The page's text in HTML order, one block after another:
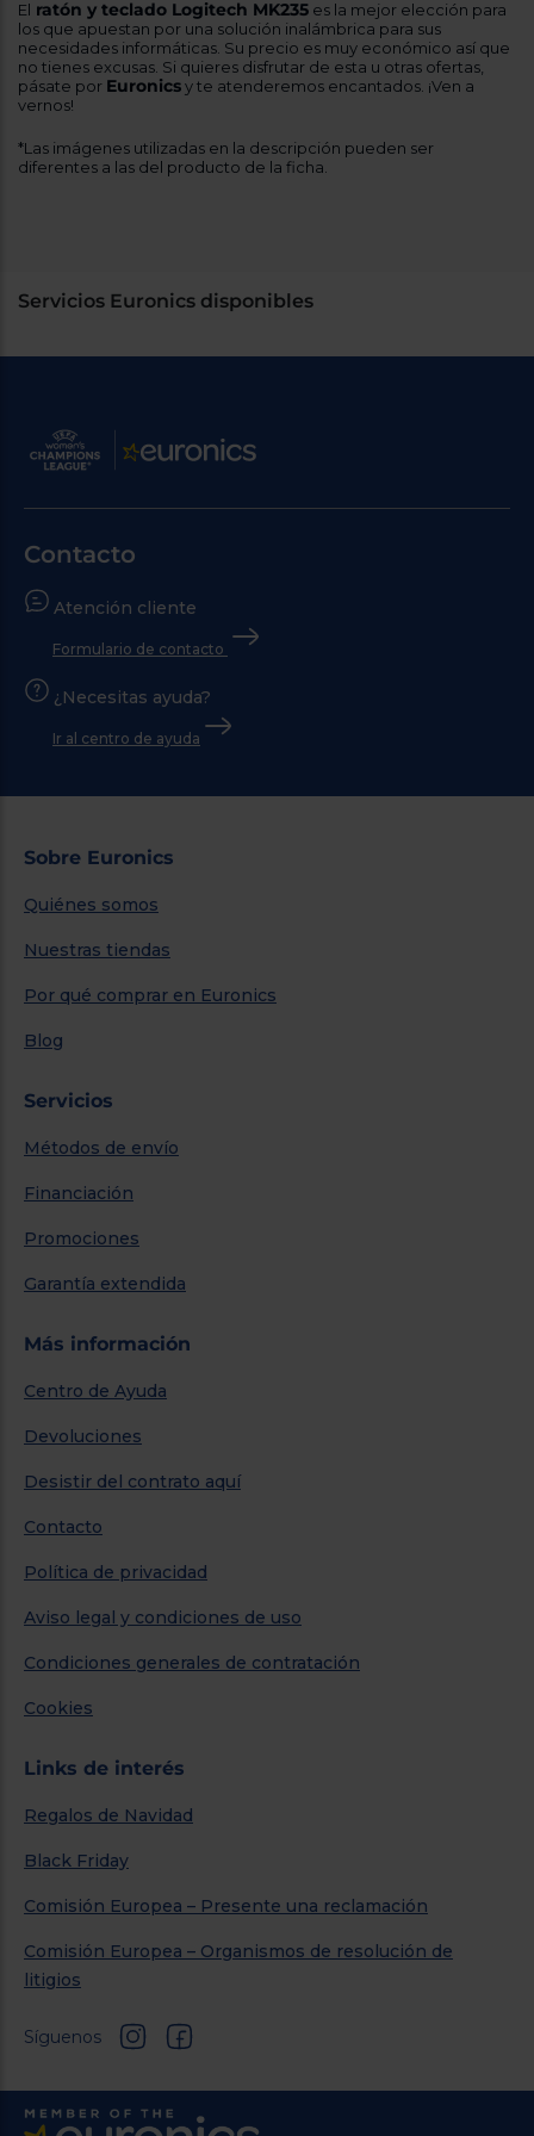
El ratón y teclado Logitech MK235 es la mejor elección para
los que apuestan por una solución inalámbrica para sus
necesidades informáticas. Su precio es muy económico así que
no tienes excusas. Si quieres disfrutar de esta u otras ofertas,
pásate por Euronicsy te atenderemos encantados. ¡Ven a
vernos!
*Las imágenes utilizadas en la descripción pueden ser
diferentes a las del producto de la ficha.
Servicios Euronics disponibles
Contacto
Atención cliente
Formulario de contacto
¿Necesitas ayuda?
Ir al centro de ayuda
Sobre Euronics
Quiénes somos
Nuestras tiendas
Por qué comprar en Euronics
Blog
Servicios
Métodos de envío
Financiación
Promociones
Garantía extendida
Más información
Centro de Ayuda
Devoluciones
Desistir del contrato aquí
Contacto
Política de privacidad
Aviso legal y condiciones de uso
Condiciones generales de contratación
Cookies
Links de interés
Regalos de Navidad
Black Friday
Comisión Europea – Presente una reclamación
Comisión Europea – Organismos de resolución de
litigios
Síguenos